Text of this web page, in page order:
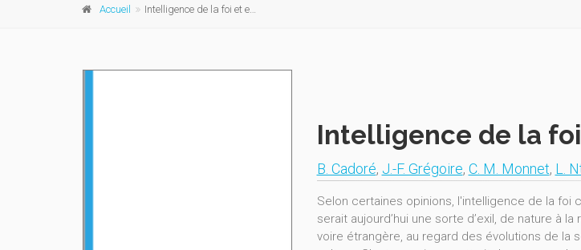
Accueil Intelligence de la foi et engagement social
Intelligence de la
B. Cadoré, J.-F. Grégoire, C. M. Monnet, L.
Selon certaines opinions, l'intelligence de la foi
serait aujourd’hui une sorte d’exil, de nature à la
voire étrangère, au regard des évolutions de la